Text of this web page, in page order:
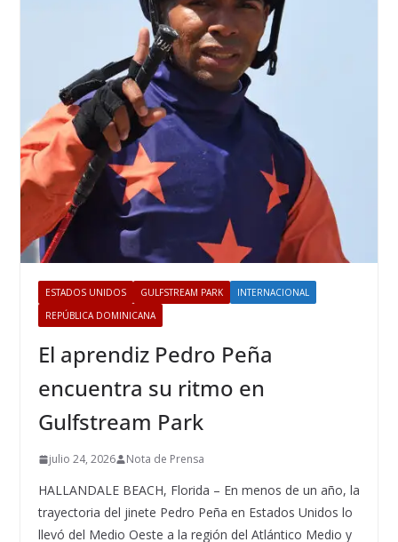
ESTADOS UNIDOS GULFSTREAM PARK
INTERNACIONAL
REPÚBLICA DOMINICANA
El aprendiz Pedro Peña
encuentra su ritmo en
Gulfstream Park
julio 24, 2026 Nota de Prensa
HALLANDALE BEACH, Florida – En menos de un año, la
trayectoria del jinete Pedro Peña en Estados Unidos lo
llevó del Medio Oeste a la región del Atlántico Medio y